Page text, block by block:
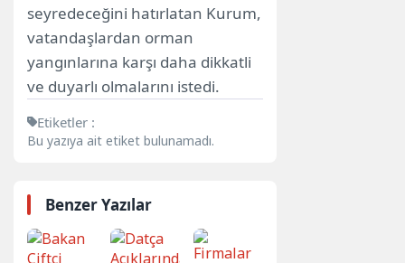
seyredeceğini hatırlatan Kurum,
vatandaşlardan orman
yangınlarına karşı daha dikkatli
ve duyarlı olmalarını istedi.
Etiketler :
Bu yazıya ait etiket bulunamadı.
Benzer Yazılar